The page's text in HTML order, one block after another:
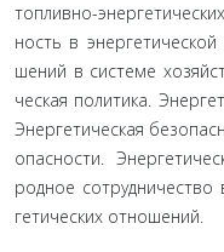
топливно-
ность в
шений в системе
ческая политика.
Энергетическая
опасности.
родное
гетических отношений.